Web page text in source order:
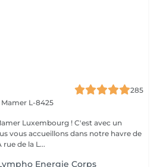
285
Mamer L-8425
! C'est avec un
vous accueillons dans notre havre de
de la L...
Energie Corps